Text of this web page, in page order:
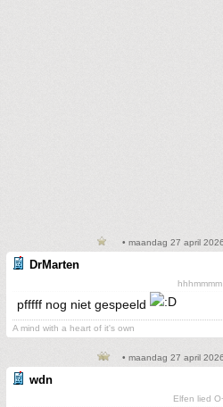
• maandag 27 april
DrMarten
hhhmmmm
pfffff nog niet gespeeld
A mind with a heart of it's own
• maandag 27 april
wdn
Elfen lied